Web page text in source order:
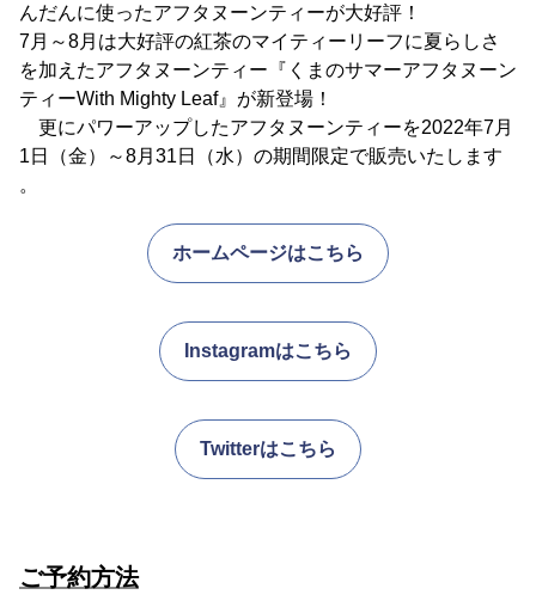
んだんに使ったアフタヌーンティーが大好評！
7月～8月は大好評の紅茶のマイティーリーフに夏らしさ
を加えたアフタヌーンティー『くまのサマーアフタヌーン
ティーWith Mighty Leaf』が新登場！
更にパワーアップしたアフタヌーンティーを2022年7月
1日（金）～8月31日（水）の期間限定で販売いたします
。
ホームページはこちら
Instagramはこちら
Twitterはこちら
ご予約方法